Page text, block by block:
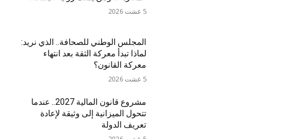
5 غشت 2026
المجلس الوطني للصحافة.. الذي نريد:
لماذا تبدأ معركة الثقة بعد انتهاء
معركة القانون؟
5 غشت 2026
مشروع قانون المالية 2027.. عندما
تتحول الميزانية إلى وثيقة لإعادة
تعريف الدولة